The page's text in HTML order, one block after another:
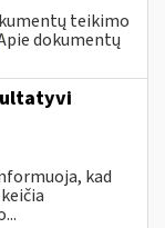
teikimo
dokumentų
kad